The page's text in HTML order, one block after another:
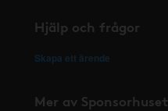
Hjälp och frågor
Skapa ett ärende
Mer av Sponsorhuset